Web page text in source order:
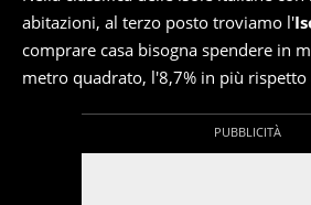
abitazioni, al terzo posto troviamo l'
comprare casa bisogna spendere in
metro quadrato, l'8,7% in più rispetto